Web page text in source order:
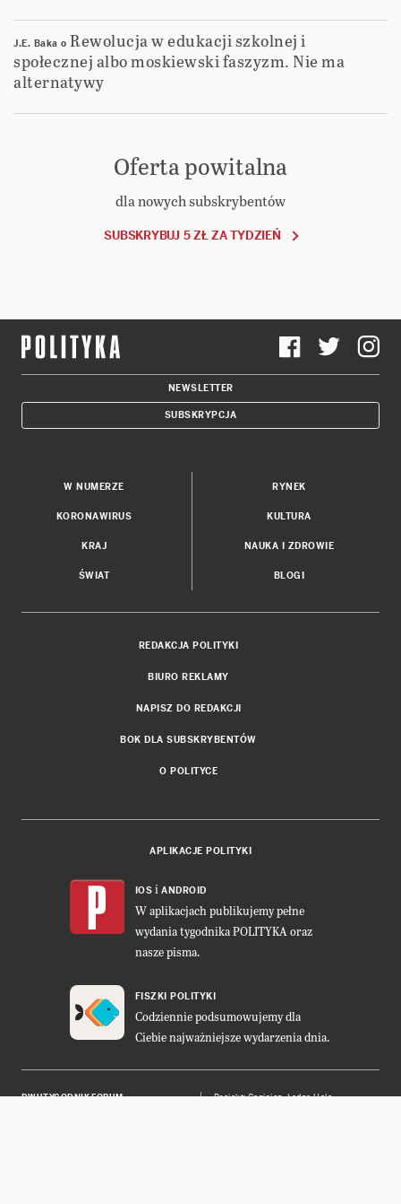
J.E. Baka o Rewolucja w edukacji szkolnej i
społecznej albo moskiewski faszyzm. Nie ma
alternatywy
Oferta powitalna
dla nowych subskrybentów
SUBSKRYBUJ 5 ZŁ ZA TYDZIEŃ
NEWSLETTER
SUBSKRYPCJA
W NUMERZE
KORONAWIRUS
KRAJ
ŚWIAT
RYNEK
KULTURA
NAUKA I ZDROWIE
BLOGI
REDAKCJA POLITYKI
BIURO REKLAMY
NAPISZ DO REDAKCJI
BOK DLA SUBSKRYBENTÓW
O POLITYCE
APLIKACJE POLITYKI
IOS i ANDROID
W aplikacjach publikujemy pełne
wydania tygodnika POLITYKA oraz
nasze pisma.
FISZKI POLITYKI
Codziennie podsumowujemy dla
Ciebie najważniejsze wydarzenia dnia.
DWUTYGODNIK FORUM Projekt:Cogision,Ładne Halo